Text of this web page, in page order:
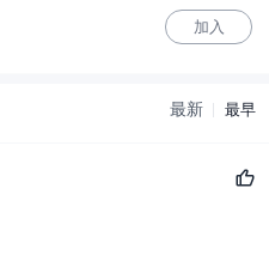
加入
最新 最早